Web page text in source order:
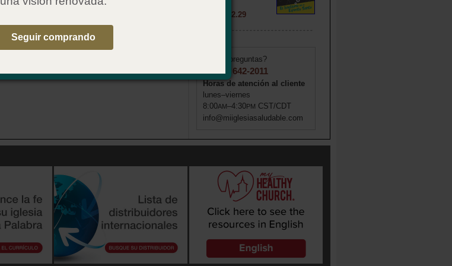
Precio: $ 2.29
¿Tiene preguntas?
1 (855) 642-2011
Horas de atención al cliente
lunes–viernes
8:00AM–4:30PM CST/CDT
info@miiglesiasaludable.com
Seguir comprando